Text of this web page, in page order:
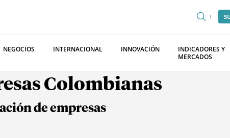
NEGOCIOS INTERNACIONAL INNOVACIÓN
INDICADORES Y
MERCADOS
Colombianas
de empresas